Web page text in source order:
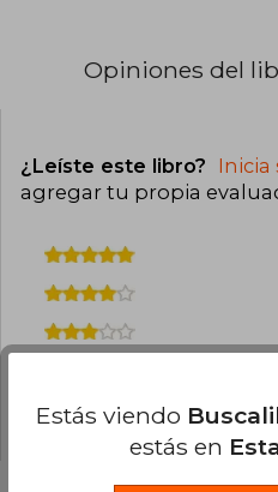
Opiniones del
¿Leíste este libro? Inicia
agregar tu propia
Estás viendo
estás en